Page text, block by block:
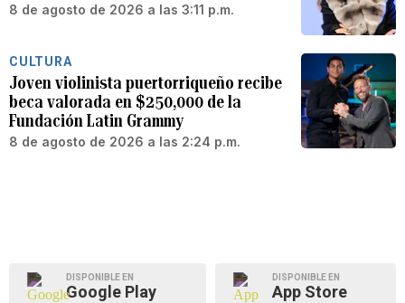
8 de agosto de 2026 a las 3:11 p.m.
CULTURA
Joven violinista puertorriqueño recibe
beca valorada en $250,000 de la
Fundación Latin Grammy
8 de agosto de 2026 a las 2:24 p.m.
DISPONIBLE EN
Google Play
DISPONIBLE EN
App Store